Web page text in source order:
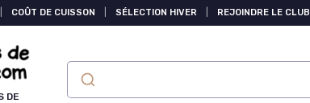
COÛT DE CUISSON SÉLECTION HIVER REJOINDRE LE CLUB
DE